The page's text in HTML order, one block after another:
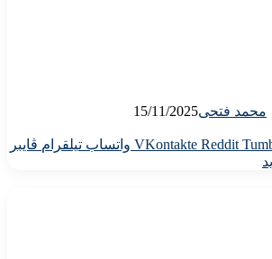
محمد فتحى15/11/2025
واتساب تيلقرام ڤايبر